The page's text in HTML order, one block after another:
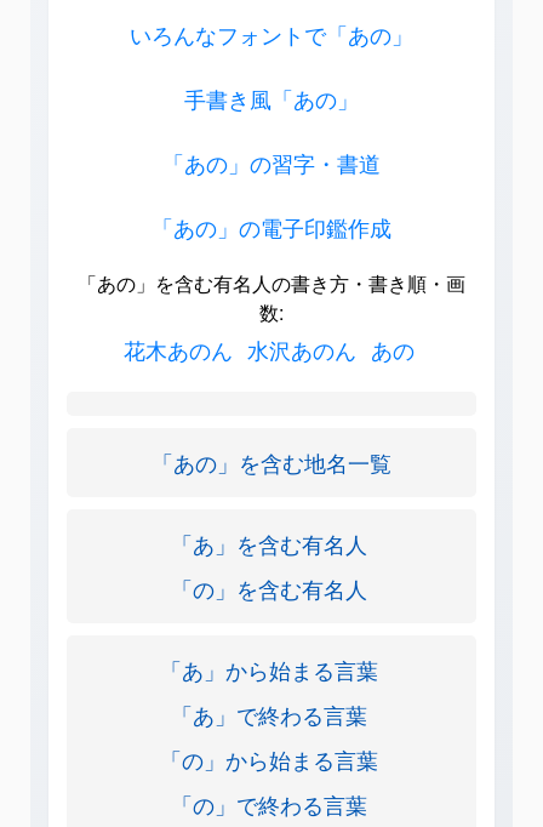
いろんなフォントで「あの」
手書き風「あの」
「あの」の習字・書道
「あの」の電子印鑑作成
「あの」を含む有名人の書き方・書き順・画
数:
花木あのん 水沢あのん あの
「あの」を含む地名一覧
「あ」を含む有名人
「の」を含む有名人
「あ」から始まる言葉
「あ」で終わる言葉
「の」から始まる言葉
「の」で終わる言葉